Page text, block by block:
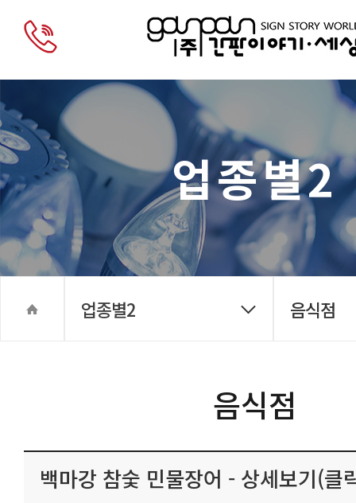
업종별2
업종별2 음식점
음식점
백마강 참숯 민물장어 - 상세보기(클